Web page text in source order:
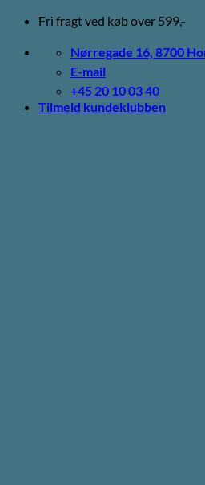
Fortsæt
indhold
Fri fragt ved køb over 599,-
Nørregade 16, 8700
E-mail
+45 20 10 03 40
Tilmeld kundeklubben